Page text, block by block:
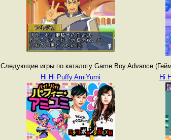
Следующие игры по каталогу Game Boy Advance
Hi Hi Puffy AmiYumi
Hi